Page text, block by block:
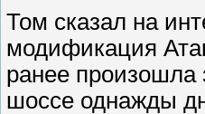
Том сказал на
модификация
ранее произошла
шоссе однажды